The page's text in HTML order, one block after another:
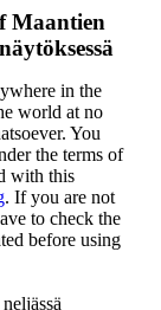
Maantien
in the
world at no
You
the terms of
with this
. If you are not
to check the
before using